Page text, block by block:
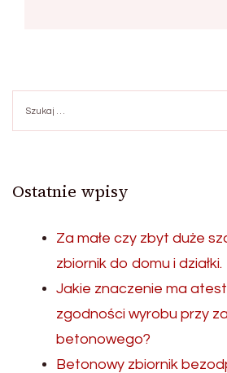
Ostatnie wpisy
Za małe czy zbyt duże
zbiornik do domu i działki.
Jakie znaczenie ma
zgodności wyrobu przy
betonowego?
Betonowy zbiornik